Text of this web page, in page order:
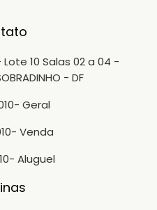
10 Salas 02 a 04 -
- DF
- Geral
- Venda
- Aluguel